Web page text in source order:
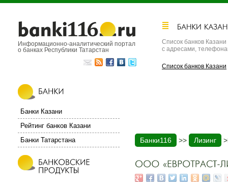
Банки116 >> Лизинг
Информационно-аналитический портал
о банках Республики Татарстан
Список банков Казани
с адресами,
Список банков Казани
Банки Казани
Рейтинг банков Казани
Банки Татарстана